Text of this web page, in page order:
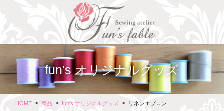
ツ
に
シ
ョ
fun's オリジナルグッズ
HOME 商品 fun's オリジナルグッズ リネンエプロン